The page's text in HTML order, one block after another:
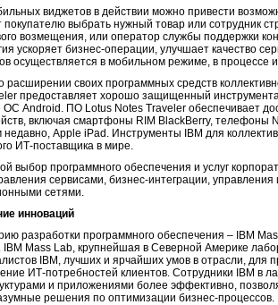
виджетов в действии можно привести
выбрать нужный товар или сотрудник
возмещения, или оператор службы поддержки
ускоряет бизнес-операции, улучшает качество
осуществляется в мобильном режиме, в процессе
расширении своих программных средств
предоставляет хорошо защищенный
ОС Android. ПО Lotus Notes Traveler обеспечивает
включая смартфоны RIM BlackBerry, телефоны
недавно, Apple iPad. Инструменты IBM для
ИТ-поставщика в мире.
выбор программного обеспечения и услуг
сервисами, бизнес-интеграции,
сетями.
инноваций
разработки программного обеспечения – IBM
Mass Lab, крупнейшая в Северной Америке
IBM, лучших и ярчайших умов в отрасли, для
ИТ-потребностей клиентов. Сотрудники IBM в
и приложениями более эффективно,
решения по оптимизации бизнес-процессов.